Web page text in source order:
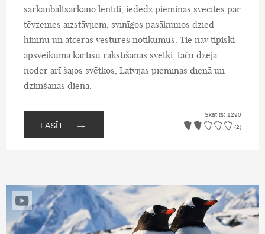
sarkanbaltsarkano lentīti, iededz piemiņas svecītes par
tēvzemes aizstāvjiem, svinīgos pasākumos dzied
himnu un atceras vēstures notikumus. Tie nav tipiski
apsveikuma kartīšu rakstīšanas svētki, taču dzeja
noder arī šajos svētkos, Latvijas piemiņas dienā un
dzimšanas dienā.
LASĪT →
Skatīts: 1290
(2)